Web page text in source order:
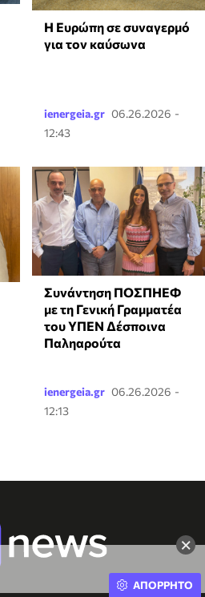
×
Η Ευρώπη σε συναγερμό
για τον καύσωνα
ienergeia.gr 06.26.2026 -
12:43
Συνάντηση ΠΟΣΠΗΕΦ
με τη Γενική Γραμματέα
του ΥΠΕΝ Δέσποινα
Παληαρούτα
ienergeia.gr 06.26.2026 -
12:13
ΑΠΟΡΡΗΤΟ